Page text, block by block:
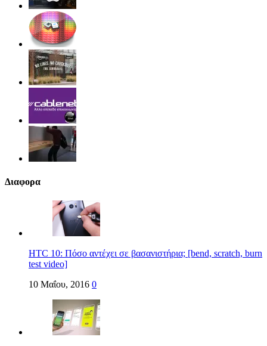
Διαφορα
HTC 10: Πόσο αντέχει σε βασανιστήρια; [bend, scratch, burn
test video]
10 Μαΐου, 2016 0